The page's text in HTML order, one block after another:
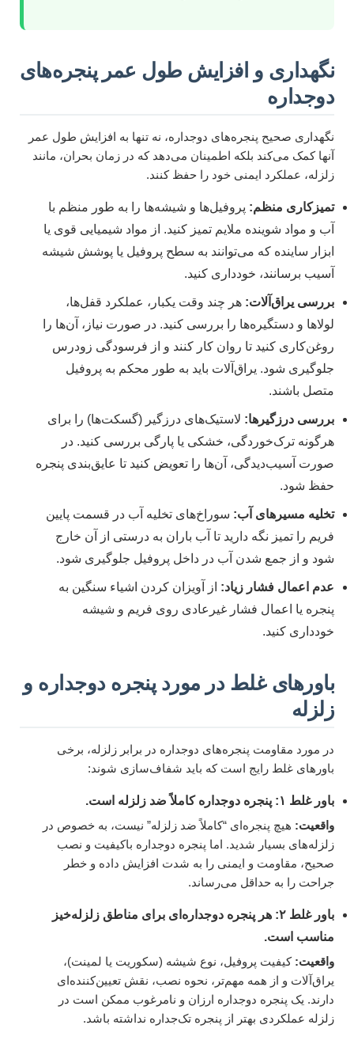
نگهداری و افزایش طول عمر پنجره‌های
دوجداره
نگهداری صحیح پنجره‌های دوجداره، نه تنها به افزایش طول عمر
آنها کمک می‌کند بلکه اطمینان می‌دهد که در زمان بحران، مانند
زلزله، عملکرد ایمنی خود را حفظ کنند.
تمیزکاری منظم: پروفیل‌ها و شیشه‌ها را به طور منظم با
آب و مواد شوینده ملایم تمیز کنید. از مواد شیمیایی قوی یا
ابزار ساینده که می‌توانند به سطح پروفیل یا پوشش شیشه
آسیب برسانند، خودداری کنید.
بررسی یراق‌آلات: هر چند وقت یکبار، عملکرد قفل‌ها،
لولاها و دستگیره‌ها را بررسی کنید. در صورت نیاز، آن‌ها را
روغن‌کاری کنید تا روان کار کنند و از فرسودگی زودرس
جلوگیری شود. یراق‌آلات باید به طور محکم به پروفیل
متصل باشند.
بررسی درزگیرها: لاستیک‌های درزگیر (گسکت‌ها) را برای
هرگونه ترک‌خوردگی، خشکی یا پارگی بررسی کنید. در
صورت آسیب‌دیدگی، آن‌ها را تعویض کنید تا عایق‌بندی پنجره
حفظ شود.
تخلیه مسیرهای آب: سوراخ‌های تخلیه آب در قسمت پایین
فریم را تمیز نگه دارید تا آب باران به درستی از آن خارج
شود و از جمع شدن آب در داخل پروفیل جلوگیری شود.
عدم اعمال فشار زیاد: از آویزان کردن اشیاء سنگین به
پنجره یا اعمال فشار غیرعادی روی فریم و شیشه
خودداری کنید.
باورهای غلط در مورد پنجره دوجداره و
زلزله
در مورد مقاومت پنجره‌های دوجداره در برابر زلزله، برخی
باورهای غلط رایج است که باید شفاف‌سازی شوند:
باور غلط ۱: پنجره دوجداره کاملاً ضد زلزله است.
واقعیت: هیچ پنجره‌ای “کاملاً ضد زلزله” نیست، به خصوص در
زلزله‌های بسیار شدید. اما پنجره دوجداره باکیفیت و نصب
صحیح، مقاومت و ایمنی را به شدت افزایش داده و خطر
جراحت را به حداقل می‌رساند.
باور غلط ۲: هر پنجره دوجداره‌ای برای مناطق زلزله‌خیز
مناسب است.
واقعیت: کیفیت پروفیل، نوع شیشه (سکوریت یا لمینت)،
یراق‌آلات و از همه مهم‌تر، نحوه نصب، نقش تعیین‌کننده‌ای
دارند. یک پنجره دوجداره ارزان و نامرغوب ممکن است در
زلزله عملکردی بهتر از پنجره تک‌جداره نداشته باشد.